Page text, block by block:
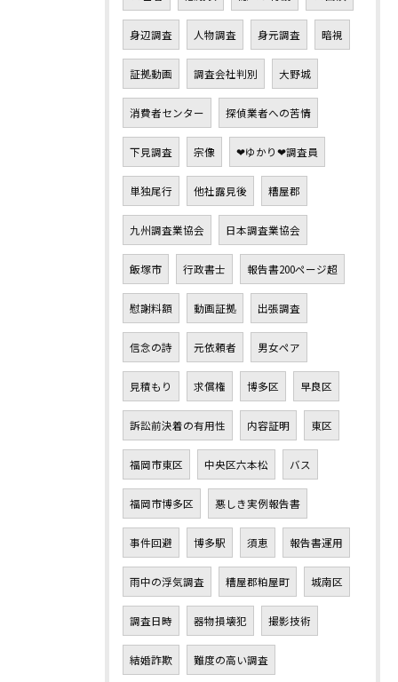
身辺調査 人物調査 身元調査 暗視
証拠動画 調査会社判別 大野城
消費者センター 探偵業者への苦情
下見調査 宗像 ❤ゆかり❤調査員
単独尾行 他社露見後 糟屋郡
九州調査業協会 日本調査業協会
飯塚市 行政書士 報告書200ページ超
慰謝料額 動画証拠 出張調査
信念の詩 元依頼者 男女ペア
見積もり 求償権 博多区 早良区
訴訟前決着の有用性 内容証明 東区
福岡市東区 中央区六本松 バス
福岡市博多区 悪しき実例報告書
事件回避 博多駅 須恵 報告書運用
雨中の浮気調査 糟屋郡粕屋町 城南区
調査日時 器物損壊犯 撮影技術
結婚詐欺 難度の高い調査